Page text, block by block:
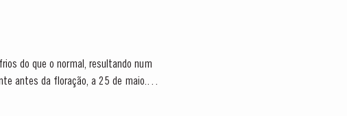
do que o normal, resultando num
antes da floração, a 25 de maio. A